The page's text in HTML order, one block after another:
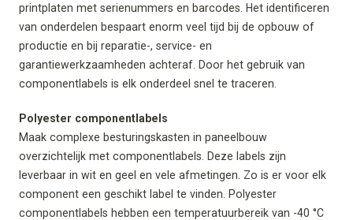
printplaten met serienummers en barcodes. Het identificeren
van onderdelen bespaart enorm veel tijd bij de opbouw of
productie en bij reparatie-, service- en
garantiewerkzaamheden achteraf. Door het gebruik van
componentlabels is elk onderdeel snel te traceren.
Polyester componentlabels
Maak complexe besturingskasten in paneelbouw
overzichtelijk met componentlabels. Deze labels zijn
leverbaar in wit en geel en vele afmetingen. Zo is er voor elk
component een geschikt label te vinden. Polyester
componentlabels hebben een temperatuurbereik van -40 °C